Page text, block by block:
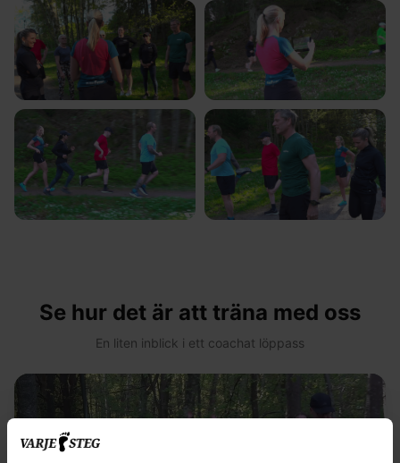
Se hur det är att träna med oss
En liten inblick i ett coachat löppass